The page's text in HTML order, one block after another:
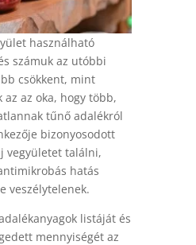
használható
számuk az utóbbi
csökkent, mint
az az oka, hogy több,
tűnő adalékról
bizonyosodott
vegyületet találni,
hatás
veszélytelenek.
listáját és
mennyiségét az